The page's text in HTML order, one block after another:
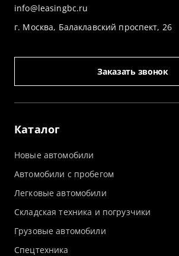
Каталог
Новые автомобили
Автомобили с пробегом
Легковые автомобили
Складская техника и погрузчики
Грузовые автомобили
Спецтехника
info@leasingbc.ru
г. Москва, Балаклавский проспект, 26
Заказать звонок